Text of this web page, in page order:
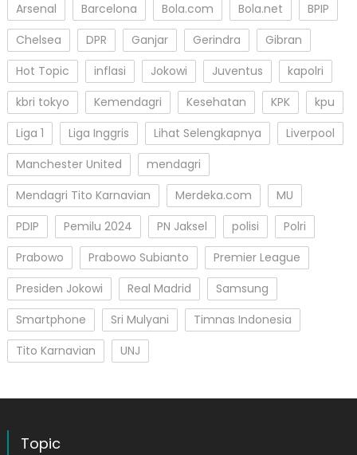
Arsenal Barcelona Bola.com Bola.net
BPIP
Chelsea
DPR Ganjar Gerindra
Gibran
Hot Topic
inflasi Jokowi Juventus
kapolri
kbri tokyo
Kemendagri Kesehatan KPK
kpu
Liga 1
Liga Inggris Lihat Selengkapnya
Liverpool
Manchester United
mendagri
Mendagri Tito Karnavian
Merdeka.com
MU
PDIP
Pemilu 2024 PN Jaksel polisi
Polri
Prabowo
Prabowo Subianto
Premier League
Presiden Jokowi
Real Madrid
Samsung
Smartphone
Sri Mulyani
Timnas Indonesia
Tito Karnavian
UNJ
Topic